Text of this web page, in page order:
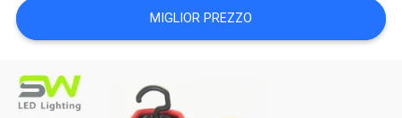
POLITICA
SULLA
PRIVACY
MIGLIOR PREZZO